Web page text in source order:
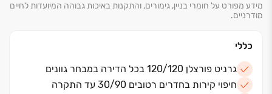
מידע מפורט על חומרי בניין, גימורים, והתקנות באיכות גבוהה המיועדות לחיים
מודרניים.
כללי
גרניט פורצלן 120/120 בכל הדירה במבחר גוונים
חיפוי קירות בחדרים רטובים 30/90 עד התקרה